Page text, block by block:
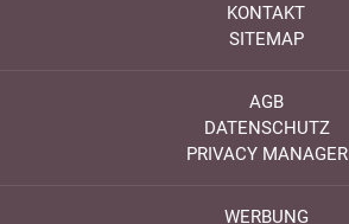
KONTAKT
SITEMAP
AGB
DATENSCHUTZ
PRIVACY MANAGER
WERBUNG